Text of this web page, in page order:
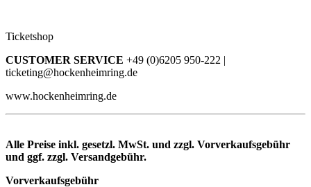
Ticketshop
CUSTOMER SERVICE +49 (0)6205 950-222 |
ticketing@hockenheimring.de
www.hockenheimring.de
Alle Preise inkl. gesetzl. MwSt. und zzgl. Vorverkaufsgebühr
und ggf. zzgl. Versandgebühr.
Vorverkaufsgebühr